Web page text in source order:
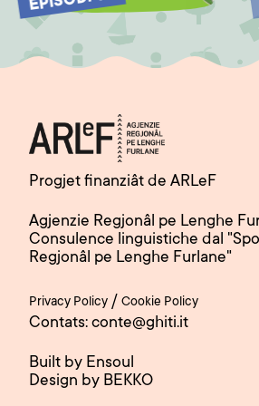
Progjet finanziât de ARLeF
Agjenzie Regjonâl pe Lenghe
Consulence linguistiche dal
Regjonâl pe Lenghe Furlane"
Privacy Policy / Cookie Policy
Contats: conte@ghiti.it
Built by Ensoul
Design by BEKKO